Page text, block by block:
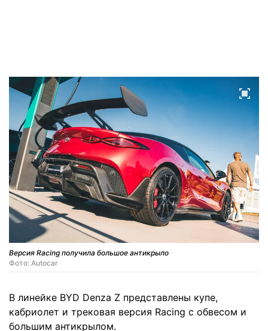
Версия Racing получила большое антикрыло
Фото: Autocar
В линейке BYD Denza Z представлены купе,
кабриолет и трековая версия Racing с обвесом и
большим антикрылом.